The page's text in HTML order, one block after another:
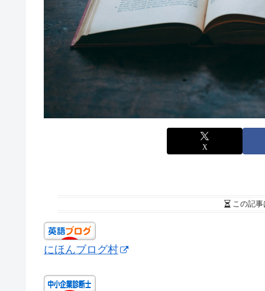
X
この記事
にほんブログ村